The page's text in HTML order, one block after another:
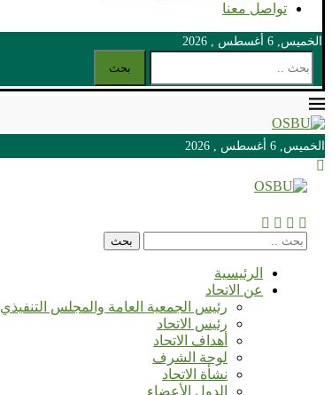
تواصل معنا
الخميس, 6 أغسطس , 2026
بحث
الخميس, 6 أغسطس , 2026
بحث
الرئيسية
عن الاتحاد
رئيس الجمعية العامة والمجلس التنفيذي
رئيس الاتحاد
أهداف الاتحاد
لوحة الشرف
نشأة الاتحاد
الدول الأعضاء